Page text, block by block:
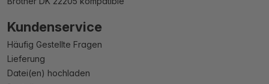
Kundenservice
Häufig Gestellte Fragen
Lieferung
Datei(en) hochladen